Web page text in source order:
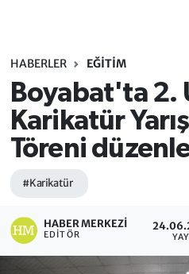
HABERLER EĞİTİM
Boyabat'ta 2.
Karikatür
Töreni
#Karikatür
HABER MERKEZI
EDITÖR
Sinop Trafik Yoğunluk
Süper Lig Puan
Tüm Manşetler
Son Dakika Haberleri
Haber Arşivi